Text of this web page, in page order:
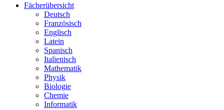
Fächerübersicht
Deutsch
Französisch
Englisch
Latein
Spanisch
Italienisch
Mathematik
Physik
Biologie
Chemie
Informatik